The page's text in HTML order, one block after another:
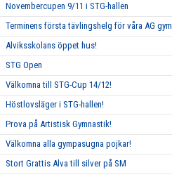
Novembercupen 9/11 i STG-hallen
Terminens första tävlingshelg för våra AG
Alviksskolans öppet hus!
STG Open
Välkomna till STG-Cup 14/12!
Höstlovsläger i STG-hallen!
Prova på Artistisk Gymnastik!
Välkomna alla gympasugna pojkar!
Stort Grattis Alva till silver på SM